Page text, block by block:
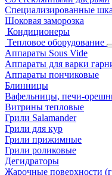
Специализированные
Шоковая заморозка
Кондиционеры
Тепловое оборудование
Аппараты Sous Vide
Аппараты для варки
Аппараты пончиковые
Блинницы
Вафельницы, печи-
Витрины тепловые
Грили Salamander
Грили для кур
Грили прижимные
Грили роликовые
Дегидраторы
Жарочные поверхности